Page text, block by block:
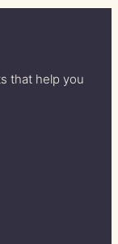
that help you